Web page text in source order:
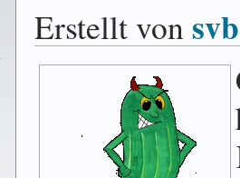
Erstellt vonsvb